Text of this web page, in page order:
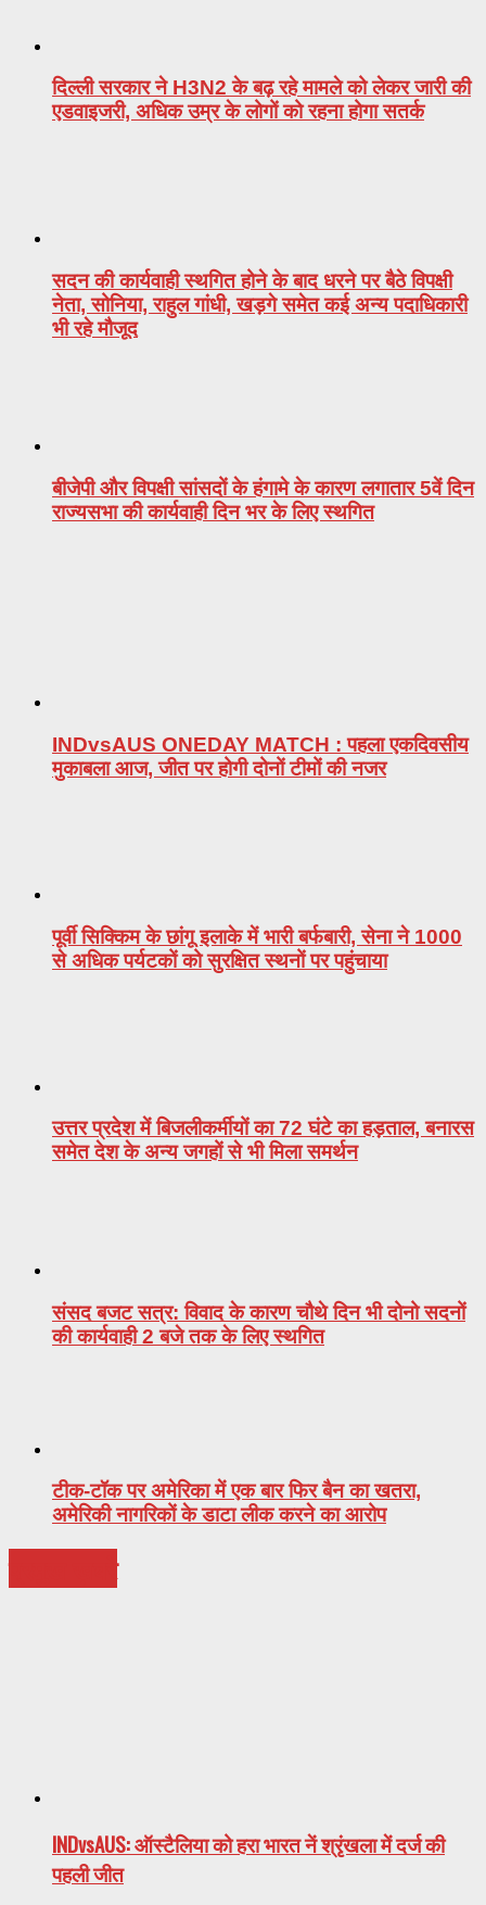
दिल्ली सरकार ने H3N2 के बढ़ रहे मामले को लेकर जारी की
एडवाइजरी, अधिक उम्र के लोगों को रहना होगा सतर्क
सदन की कार्यवाही स्थगित होने के बाद धरने पर बैठे विपक्षी
नेता, सोनिया, राहुल गांधी, खड़गे समेत कई अन्य पदाधिकारी
भी रहे मौजूद
बीजेपी और विपक्षी सांसदों के हंगामे के कारण लगातार 5वें दिन
राज्यसभा की कार्यवाही दिन भर के लिए स्थगित
INDvsAUS ONEDAY MATCH : पहला एकदिवसीय
मुकाबला आज, जीत पर होगी दोनों टीमों की नजर
पूर्वी सिक्किम के छांगू इलाके में भारी बर्फबारी, सेना ने 1000
से अधिक पर्यटकों को सुरक्षित स्थनों पर पहुंचाया
उत्तर प्रदेश में बिजलीकर्मीयों का 72 घंटे का हड़ताल, बनारस
समेत देश के अन्य जगहों से भी मिला समर्थन
संसद बजट सत्र: विवाद के कारण चौथे दिन भी दोनो सदनों
की कार्यवाही 2 बजे तक के लिए स्थगित
टीक-टॉक पर अमेरिका में एक बार फिर बैन का खतरा,
अमेरिकी नागरिकों के डाटा लीक करने का आरोप
INDvsAUS: ऑस्टैलिया को हरा भारत नें श्रृंखला में दर्ज की
पहली जीत